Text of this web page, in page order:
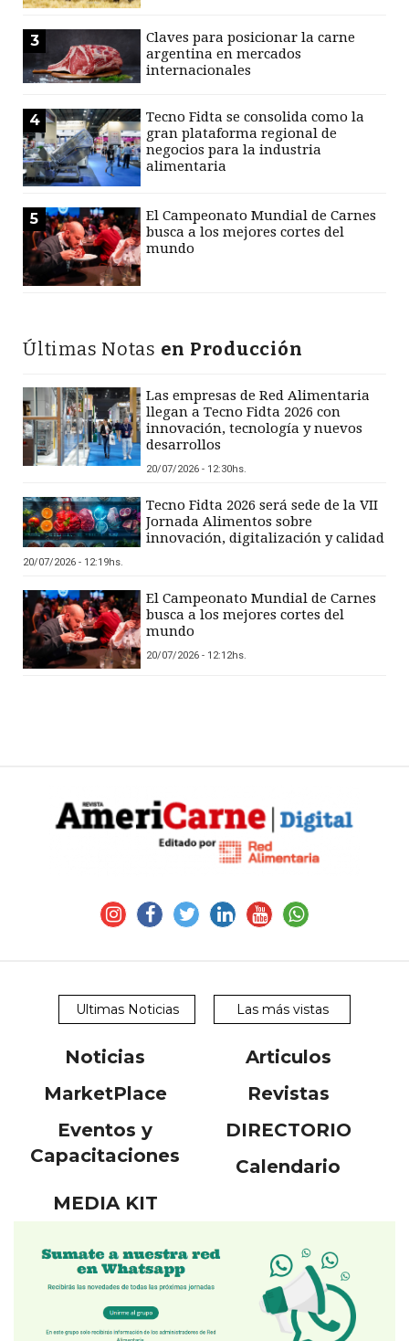
3
Claves para posicionar la carne
argentina en mercados
internacionales
4
Tecno Fidta se consolida como la
gran plataforma regional de
negocios para la industria
alimentaria
5
El Campeonato Mundial de Carnes
busca a los mejores cortes del
mundo
Últimas Notas en Producción
Las empresas de Red Alimentaria
llegan a Tecno Fidta 2026 con
innovación, tecnología y nuevos
desarrollos
20/07/2026 - 12:30hs.
Tecno Fidta 2026 será sede de la VII
Jornada Alimentos sobre
innovación, digitalización y calidad
20/07/2026 - 12:19hs.
El Campeonato Mundial de Carnes
busca a los mejores cortes del
mundo
20/07/2026 - 12:12hs.
Ultimas Noticias Las más vistas
Noticias
Articulos
MarketPlace
Revistas
Eventos y
Capacitaciones
DIRECTORIO
Calendario
MEDIA KIT